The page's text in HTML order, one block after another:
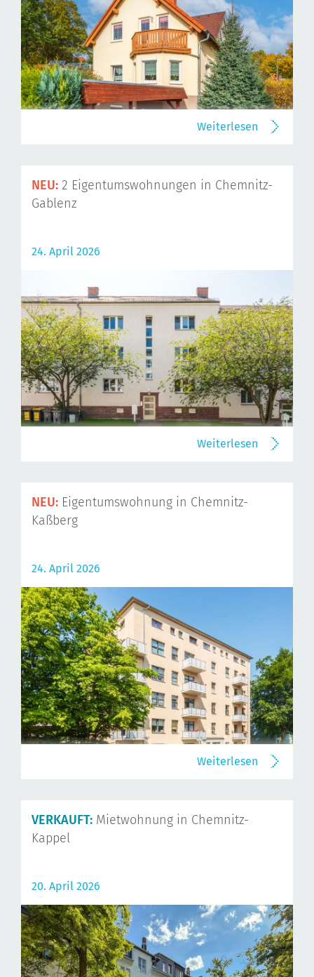
Weiterlesen
NEU: 2 Eigentumswohnungen in Chemnitz-
Gablenz
24. April 2026
Weiterlesen
NEU: Eigentumswohnung in Chemnitz-
Kaßberg
24. April 2026
Weiterlesen
VERKAUFT: Mietwohnung in Chemnitz-
Kappel
20. April 2026